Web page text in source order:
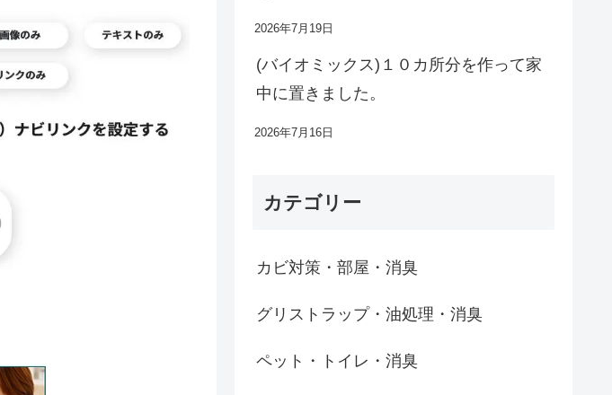
2026年7月19日
(バイオミックス)１０カ所分を作って家
中に置きました。
2026年7月16日
カテゴリー
カビ対策・部屋・消臭
グリストラップ・油処理・消臭
ペット・トイレ・消臭